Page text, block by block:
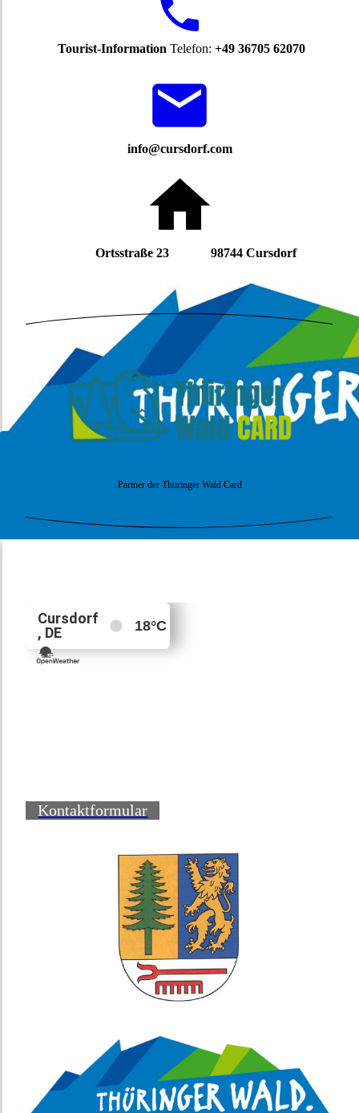
Tourist-Information Telefon: +49 36705 62070
info@cursdorf.com
Ortsstraße 23 98744 Cursdorf
Partner der Thüringer Wald Card
Kontaktformular